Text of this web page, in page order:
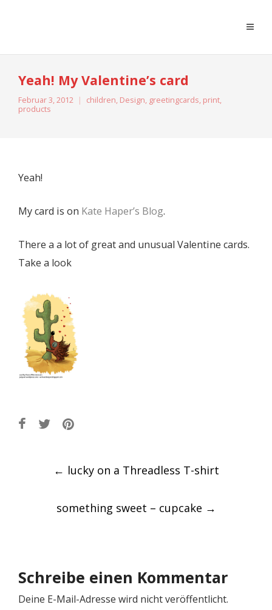
Yeah! My Valentine’s card
Februar 3, 2012 children, Design, greetingcards, print,
products
Yeah!
My card is on Kate Haper’s Blog.
There a a lot of great and unusual Valentine cards.
Take a look
navigation
← lucky on a Threadless T-shirt
something sweet – cupcake →
Schreibe einen Kommentar
Deine E-Mail-Adresse wird nicht veröffentlicht.